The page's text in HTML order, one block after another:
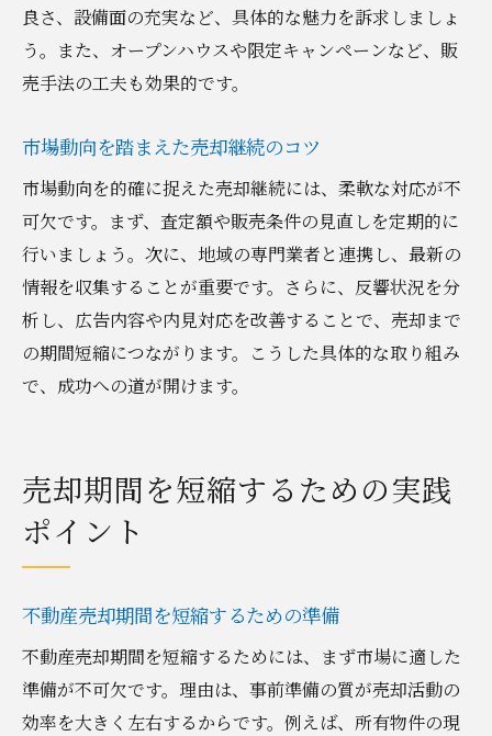
良さ、設備面の充実など、具体的な魅力を訴求しましょ
う。また、オープンハウスや限定キャンペーンなど、販
売手法の工夫も効果的です。
市場動向を踏まえた売却継続のコツ
市場動向を的確に捉えた売却継続には、柔軟な対応が不
可欠です。まず、査定額や販売条件の見直しを定期的に
行いましょう。次に、地域の専門業者と連携し、最新の
情報を収集することが重要です。さらに、反響状況を分
析し、広告内容や内見対応を改善することで、売却まで
の期間短縮につながります。こうした具体的な取り組み
で、成功への道が開けます。
売却期間を短縮するための実践
ポイント
不動産売却期間を短縮するための準備
不動産売却期間を短縮するためには、まず市場に適した
準備が不可欠です。理由は、事前準備の質が売却活動の
効率を大きく左右するからです。例えば、所有物件の現